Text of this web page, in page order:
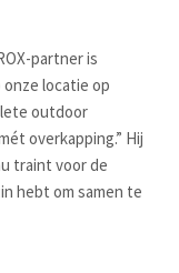
partner is
locatie op
outdoor
overkapping.” Hij
traint voor de
hebt om samen te